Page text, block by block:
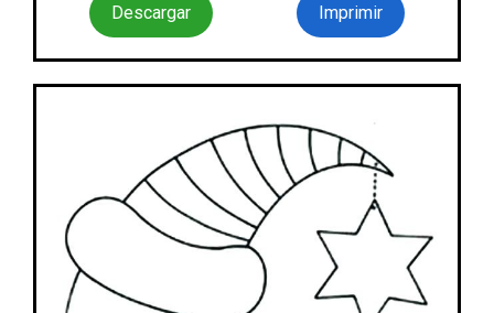
Descargar Imprimir